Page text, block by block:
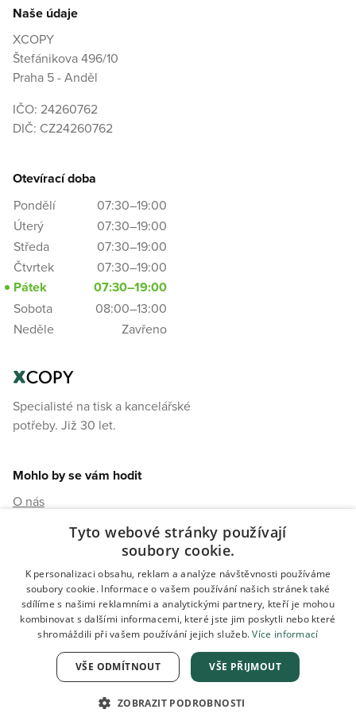
Specialisté na tisk a kancelářské
potřeby. Již 30 let.
Naše údaje
XCOPY
Štefánikova 496/10
Praha 5 - Anděl
IČO: 24260762
DIČ: CZ24260762
Otevírací doba
Pondělí
07:30–19:00
Úterý
07:30–19:00
Středa
07:30–19:00
Čtvrtek
07:30–19:00
Pátek 07:30–19:00
Sobota
08:00–13:00
Neděle
Zavřeno
Mohlo by se vám hodit
O nás
Ochrana osobních údajů
Obchodní podmínky
Tyto webové stránky používají
soubory cookie.
K personalizaci obsahu, reklam a analýze návštěvnosti používáme
soubory cookie. Informace o vašem používání našich stránek také
sdílíme s našimi reklamními a analytickými partnery, kteří je mohou
kombinovat s dalšími informacemi, které jste jim poskytli nebo které
shromáždili při vašem používání jejich služeb.Více informací
VŠE PŘIJMOUT
VŠE ODMÍTNOUT
ZOBRAZIT PODROBNOSTI